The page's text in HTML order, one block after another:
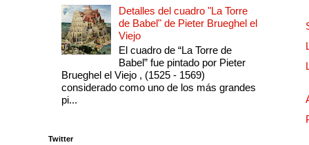
Detalles del cuadro "La Torre
de Babel" de Pieter Brueghel el
Viejo
El cuadro de “La Torre de
Babel” fue pintado por Pieter
Brueghel el Viejo , (1525 - 1569)
considerado como uno de los más grandes
pi...
Twitter